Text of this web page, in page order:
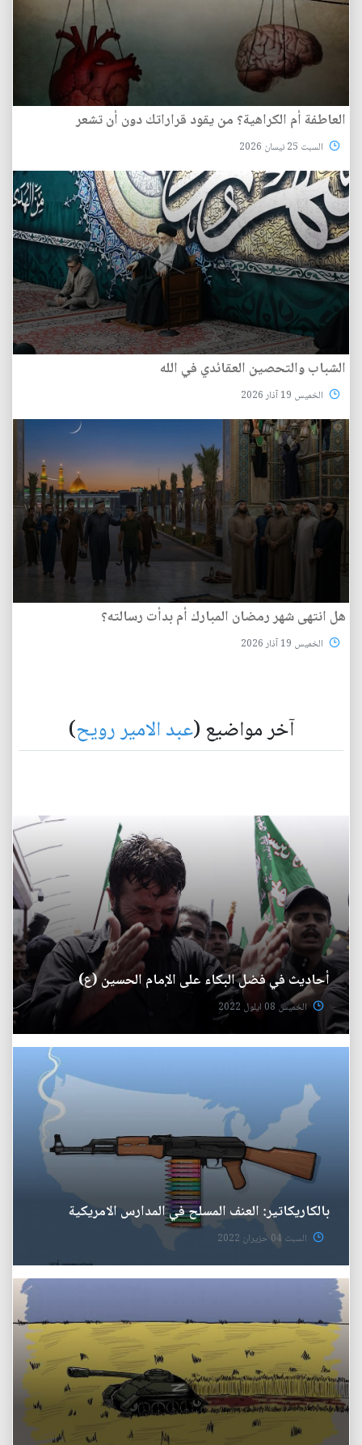
العاطفة أم الكراهية؟ من يقود قراراتك دون أن تشعر
السبت 25 نيسان 2026
الشباب والتحصين العقائدي في الله
الخميس 19 آذار 2026
هل انتهى شهر رمضان المبارك أم بدأت رسالته؟
الخميس 19 آذار 2026
آخر مواضيع (عبد الامير رويح)
أحاديث في فضل البكاء على الإمام الحسين (ع)
الخميس 08 ايلول 2022
بالكاريكاتير: العنف المسلح في المدارس الامريكية
السبت 04 حزيران 2022